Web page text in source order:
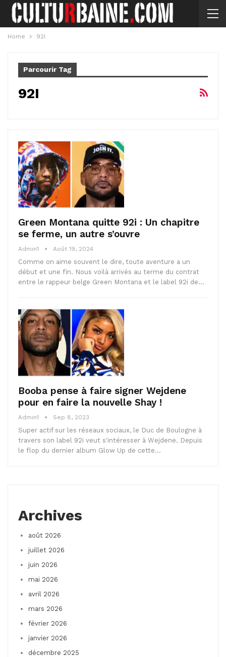
Home 92I
Parcourir Tag
92I
Green Montana quitte 92i : Un chapitre
se ferme, un autre s’ouvre
Admin1 Août 19, 2024
Comme on aime souvent le dire, toute aventure a un
début et une fin. Nous voilà arrivés au terme du contrat
entre le rappeur belge Green Montana et le label 92i de…
Booba pense à faire signer Wejdene
pour en faire la nouvelle Shay !
Admin1 Sep 8, 2023
Super actif sur les réseaux sociaux, le Duc de Boulogne à
travers son label 92i veut s'intéresser à Wejdene. Depuis
le flop du dernier album Glow Up de cette…
Archives
août 2026
juillet 2026
juin 2026
mai 2026
avril 2026
mars 2026
février 2026
janvier 2026
décembre 2025